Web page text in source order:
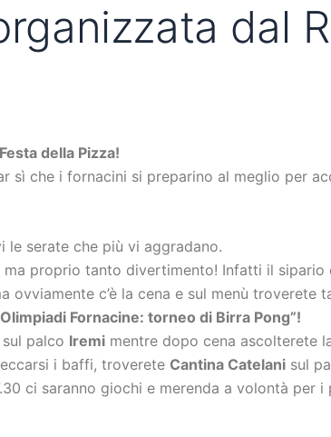
dal
della Pizza!
sì che i fornacini si preparino al meglio per
le serate che più vi aggradano.
ma proprio tanto divertimento! Infatti il sipario
ovviamente c’è la cena e sul menù
Fornacine: torneo di Birra Pong”!
palco Iremi mentre dopo cena ascolterete
i baffi, troverete Cantina Catelani sul
ci saranno giochi e merenda a volontà per